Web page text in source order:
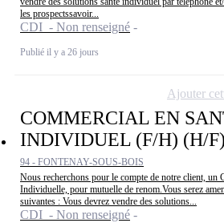
les prospectssavoir...
CDI - Non renseigné
Publié il y a 26 jours
COMMERCIAL EN
INDIVIDUEL (F/H) (H/F)
94 - FONTENAY-SOUS-BOIS
Nous recherchons pour le compte de notre client, un
Individuelle, pour mutuelle de renom.Vous serez
suivantes : Vous devrez vendre des solutions...
CDI - Non renseigné
Ajouter